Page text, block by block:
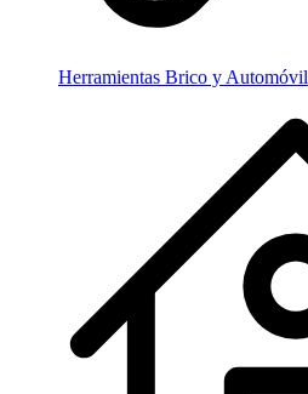
Herramientas Brico y Automóvil